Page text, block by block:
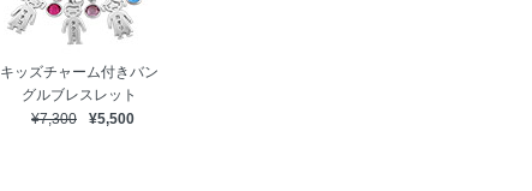
キッズチャーム付きバン
グルブレスレット
¥7,300
¥5,500